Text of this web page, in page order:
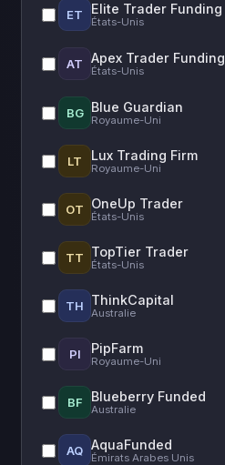
ET Elite Trader Funding
États-Unis
AT Apex Trader Funding
États-Unis
BG Blue Guardian
Royaume-Uni
LT Lux Trading Firm
Royaume-Uni
OT OneUp Trader
États-Unis
TT TopTier Trader
États-Unis
TH ThinkCapital
Australie
PI PipFarm
Royaume-Uni
BF Blueberry Funded
Australie
AQ AquaFunded
Émirats Arabes Unis